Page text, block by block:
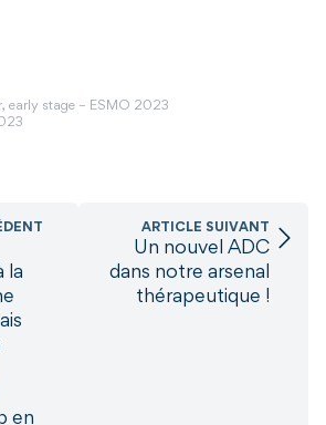
early stage – ESMO 2023
la
en
ARTICLE SUIVANT
Un nouvel ADC
dans notre arsenal
thérapeutique !